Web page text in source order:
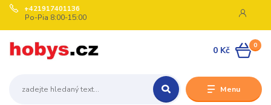
Menu
+421917401136
Po-Pia 8:00-15:00
0
0 Kč